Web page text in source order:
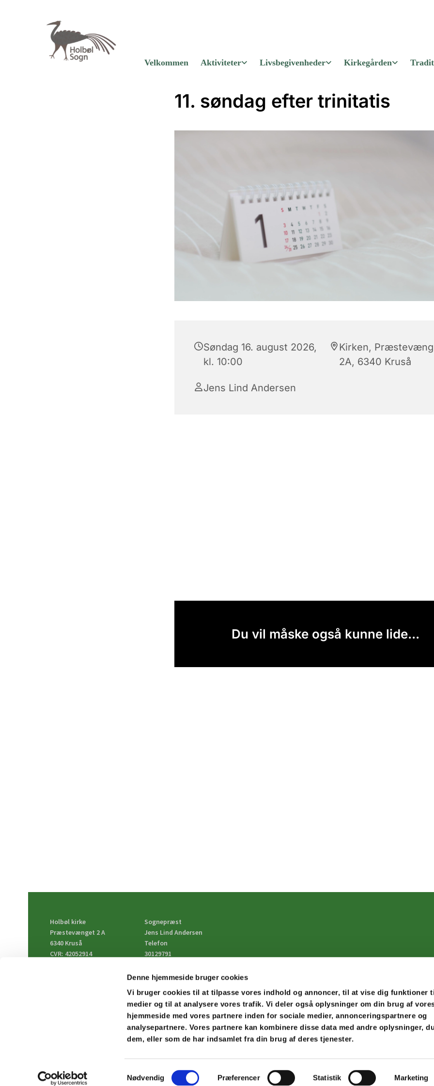
Denne hjemmeside bruger cookies
Vi bruger cookies til at tilpasse vores indhold og annoncer, til at vise dig funktioner
medier og til at analysere vores trafik. Vi deler også oplysninger om din brug af
hjemmeside med vores partnere inden for sociale medier, annonceringspartnere og
analysepartnere. Vores partnere kan kombinere disse data med andre oplysninger,
dem, eller som de har indsamlet fra din brug af deres tjenester.
Samtykkevalg
Nødvendig Præferencer Statistik Marketing
Velkommen Aktiviteter Livsbegivenheder Kirkegården
11. søndag efter trinitatis
Søndag 16. august 2026,
kl. 10:00
Kirken,
2A, 6340 Kruså
Jens Lind Andersen
Du vil måske også kunne lide...
Holbøl kirke
Præstevænget 2 A
6340 Kruså
CVR: 42052914
Sognepræst
Jens Lind Andersen
Telefon
30129791
jlia@km.dk
Privatlivspolitik Log på ChurchDesk